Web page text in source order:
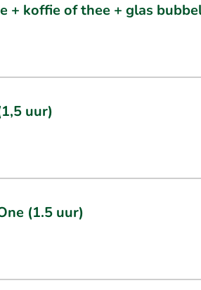
+ koffie of thee + glas
uur)
(1.5 uur)